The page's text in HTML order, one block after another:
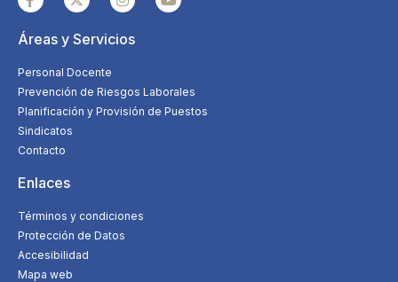
Áreas y Servicios
Personal Docente
Prevención de Riesgos Laborales
Planificación y Provisión de Puestos
Sindicatos
Contacto
Enlaces
Términos y condiciones
Protección de Datos
Accesibilidad
Mapa web